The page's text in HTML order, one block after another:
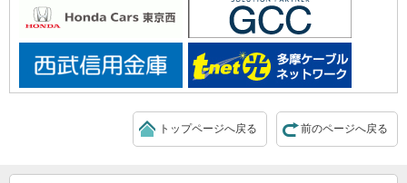
前のページへ戻る
トップページへ戻る